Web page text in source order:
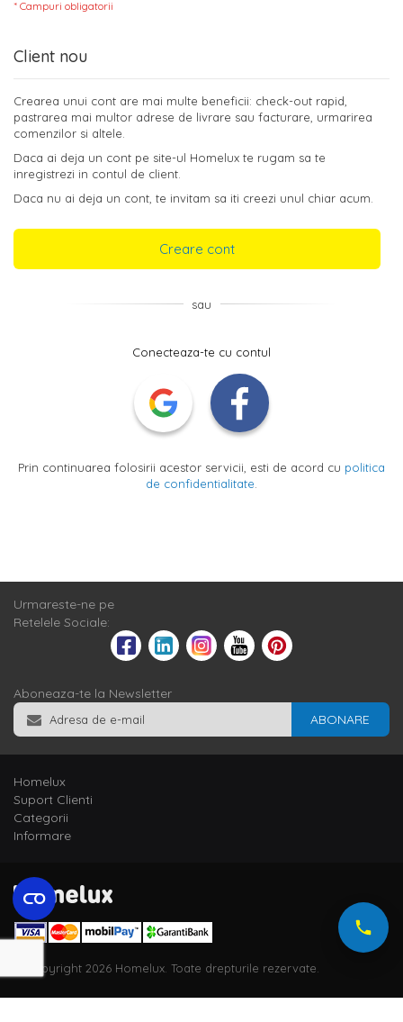
Client nou
Crearea unui cont are mai multe beneficii: check-out rapid,
pastrarea mai multor adrese de livrare sau facturare, urmarirea
comenzilor si altele.
Daca ai deja un cont pe site-ul Homelux te rugam sa te
inregistrezi in contul de client.
Daca nu ai deja un cont, te invitam sa iti creezi unul chiar acum.
Creare cont
sau
Conecteaza-te cu contul
Prin continuarea folosirii acestor servicii, esti de acord cu politica
de confidentialitate
Urmareste-ne pe
Retelele Sociale:
Aboneaza-te la Newsletter
ABONARE
Homelux
Suport Clienti
Categorii
Informare
© Copyright 2026 Homelux. Toate drepturile rezervate.